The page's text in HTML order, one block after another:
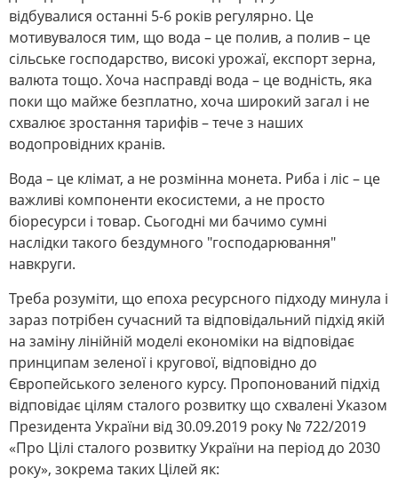
відбувалися останні 5-6 років регулярно. Це
мотивувалося тим, що вода – це полив, а полив – це
сільське господарство, високі урожаї, експорт зерна,
валюта тощо. Хоча насправді вода – це водність, яка
поки що майже безплатно, хоча широкий загал і не
схвалює зростання тарифів – тече з наших
водопровідних кранів.
Вода – це клімат, а не розмінна монета. Риба і ліс – це
важливі компоненти екосистеми, а не просто
біоресурси і товар. Сьогодні ми бачимо сумні
наслідки такого бездумного "господарювання"
навкруги.
Треба розуміти, що епоха ресурсного підходу минула і
зараз потрібен сучасний та відповідальний підхід якій
на заміну лінійній моделі економіки на відповідає
принципам зеленої і кругової, відповідно до
Європейського зеленого курсу. Пропонований підхід
відповідає цілям сталого розвитку що схвалені Указом
Президента України від 30.09.2019 року № 722/2019
«Про Цілі сталого розвитку України на період до 2030
року», зокрема таких Цілей як: